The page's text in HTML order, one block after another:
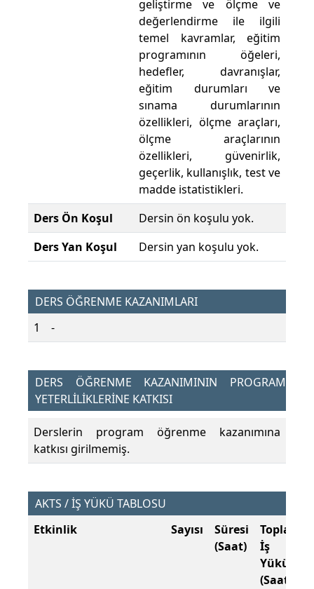
geliştirme ve ölçme ve
değerlendirme ile ilgili
temel kavramlar, eğitim
programının öğeleri,
hedefler, davranışlar,
eğitim durumları ve
sınama durumlarının
özellikleri, ölçme araçları,
ölçme araçlarının
özellikleri, güvenirlik,
geçerlik, kullanışlık, test ve
madde istatistikleri.
Ders Ön Koşul
Dersin ön koşulu yok.
Ders Yan Koşul
Dersin yan koşulu yok.
DERS ÖĞRENME KAZANIMLARI
1
-
DERS ÖĞRENME KAZANIMININ PROGRAM
YETERLİLİKLERİNE KATKISI
Derslerin program öğrenme kazanımına
katkısı girilmemiş.
AKTS / İŞ YÜKÜ TABLOSU
Etkinlik
Sayısı
Süresi
(Saat)
Toplam
İş
Yükü
(Saat)